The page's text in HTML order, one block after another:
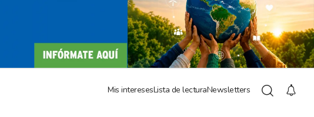
Mis interesesLista de lecturaNewsletters